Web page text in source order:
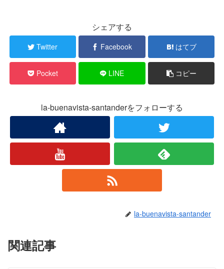
シェアする
Twitter Facebook はてブ
Pocket LINE コピー
la-buenavista-santanderをフォローする
la-buenavista-santander
関連記事